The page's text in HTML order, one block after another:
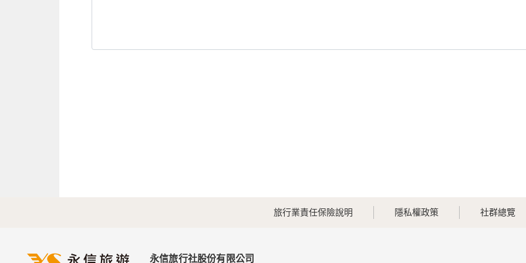
旅行業責任保險說明 隱私權政策 社群總覽
永信旅行社股份有限公司